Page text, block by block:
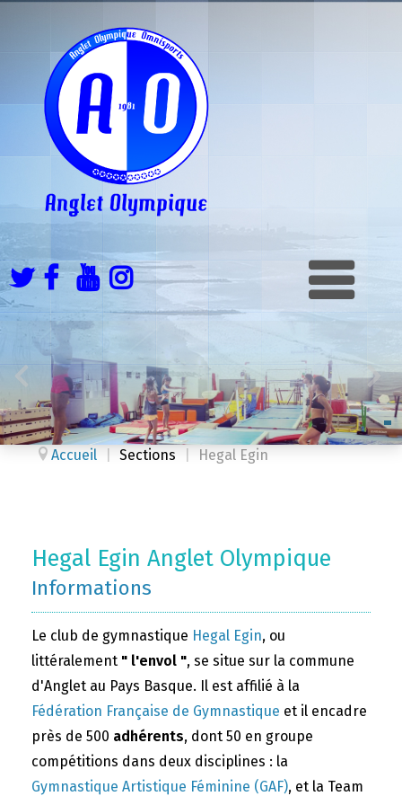
Accueil Sections Hegal Egin
Hegal Egin Anglet Olympique
Informations
Le club de gymnastique Hegal Egin, ou
littéralement " l'envol ", se situe sur la commune
d'Anglet au Pays Basque. Il est affilié à la
Fédération Française de Gymnastique et il encadre
près de 500 adhérents, dont 50 en groupe
compétitions dans deux disciplines : la
Gymnastique Artistique Féminine (GAF), et la Team